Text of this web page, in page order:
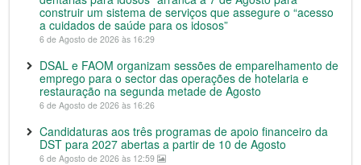
construir um sistema de serviços que assegure o “acesso
a cuidados de saúde para os idosos”
6 de Agosto de 2026 às 16:29
DSAL e FAOM organizam sessões de emparelhamento de
emprego para o sector das operações de hotelaria e
restauração na segunda metade de Agosto
6 de Agosto de 2026 às 16:26
Candidaturas aos três programas de apoio financeiro da
DST para 2027 abertas a partir de 10 de Agosto
6 de Agosto de 2026 às 12:59